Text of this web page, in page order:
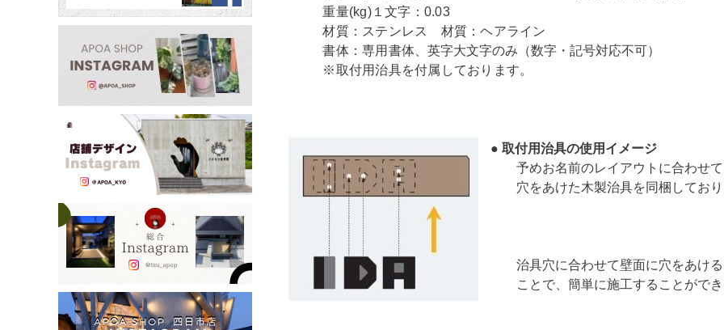
重量(kg)１文字：0.03
材質：ステンレス 材質：ヘアライン
書体：専用書体、英字大文字のみ（数字・記号対応不可）
※取付用治具を付属しております。
● 取付用治具の使用イメージ
予めお名前のレイアウトに合わせて
穴をあけた木製治具を同梱しており
治具穴に合わせて壁面に穴をあける
ことで、簡単に施工することができ